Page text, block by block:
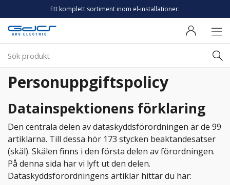
Ett komplett sortiment inom el-installationer.
Personuppgiftspolicy
Datainspektionens förklaring
Den centrala delen av dataskyddsförordningen är de 99
artiklarna. Till dessa hör 173 stycken beaktandesatser
(skäl). Skälen finns i den första delen av förordningen.
På denna sida har vi lyft ut den delen.
Dataskyddsförordningens artiklar hittar du här: